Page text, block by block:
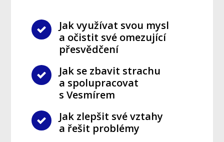
Jak využívat svou mysl
a očistit své omezující
přesvědčení
Jak se zbavit strachu
a spolupracovat
s Vesmírem
Jak zlepšit své vztahy
a řešit problémy